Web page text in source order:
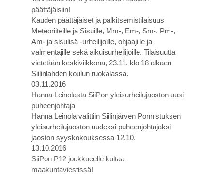
päättäjäisiin!
Kauden päättäjäiset ja palkitsemistilaisuus
Meteoriiteille ja Sisuille, Mm-, Em-, Sm-, Pm-,
Am- ja sisulisä -urheilijoille, ohjaajille ja
valmentajille sekä aikuisurheilijoille. Tilaisuutta
vietetään keskiviikkona, 23.11. klo 18 alkaen
Siilinlahden koulun ruokalassa.
03.11.2016
Hanna Leinolasta SiiPon yleisurheilujaoston uusi
puheenjohtaja
Hanna Leinola valittiin Siilinjärven Ponnistuksen
yleisurheilujaoston uudeksi puheenjohtajaksi
jaoston syyskokouksessa 12.10.
13.10.2016
SiiPon P12 joukkueelle kultaa
maakuntaviestissä!